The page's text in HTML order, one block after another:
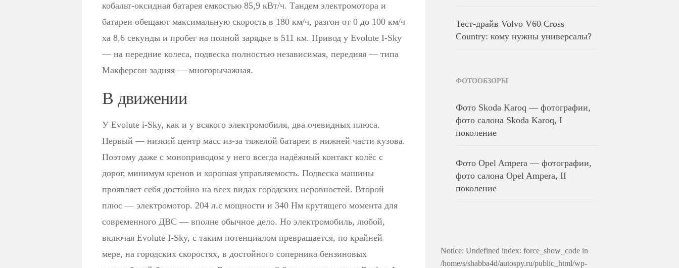
кобальт-оксидная батарея емкостью 85,9 кВт/ч. Тандем электромотора и
батареи обещают максимальную скорость в 180 км/ч, разгон от 0 до 100 км/ч
ха 8,6 секунды и пробег на полной зарядке в 511 км. Привод у Evolute I-Sky
— на передние колеса, подвеска полностью независимая, передняя — типа
Макферсон задняя — многорычажная.
В движении
У Evolute i-Sky, как и у всякого электромобиля, два очевидных плюса.
Первый — низкий центр масс из-за тяжелой батареи в нижней части кузова.
Поэтому даже с моноприводом у него всегда надёжный контакт колёс с
дорог, минимум кренов и хорошая управляемость. Подвеска машины
проявляет себя достойно на всех видах городских неровностей. Второй
плюс — электромотор. 204 л.с мощности и 340 Нм крутящего момента для
современного ДВС — вполне обычное дело. Но электромобиль, любой,
включая Evolute I-Sky, с таким потенциалом превращается, по крайней
мере, на городских скоростях, в достойного соперника бензиновых
Тест-драйв Volvo V60 Cross
Country: кому нужны универсалы?
ФОТООБЗОРЫ
Фото Skoda Karoq — фотографии,
фото салона Skoda Karoq, I
поколение
Фото Opel Ampera — фотографии,
фото салона Opel Ampera, II
поколение
Notice: Undefined index: force_show_code in
/home/s/shabba4d/autospy.ru/public_html/wp-